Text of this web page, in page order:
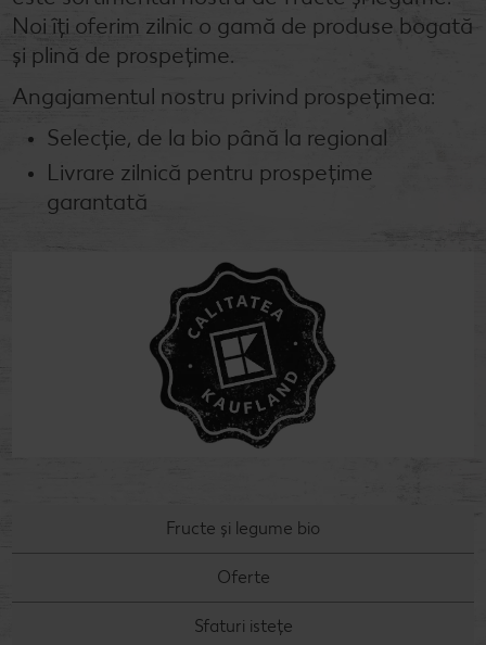
Dicționar de alimente
Mărcile noastre
Rețete de mic dejun vegan
Sustenabilitate
Fii responsabil
Concursuri
Semințele de pepene verde
Bucuria de a găti
Noi îți oferim zilnic o gamă de produse bogată
și plină de prospețime.
Angajamentul nostru privind prospețimea:
Selecție, de la bio până la regional
Livrare zilnică pentru prospețime
garantată
Fructe și legume bio
Oferte
Sfaturi istețe